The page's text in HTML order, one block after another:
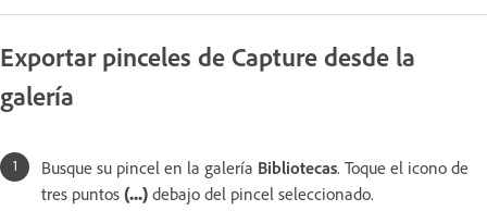
Exportar pinceles de Capture desde la
galería
Busque su pincel en la galería Bibliotecas. Toque el icono de
tres puntos (...) debajo del pincel seleccionado.